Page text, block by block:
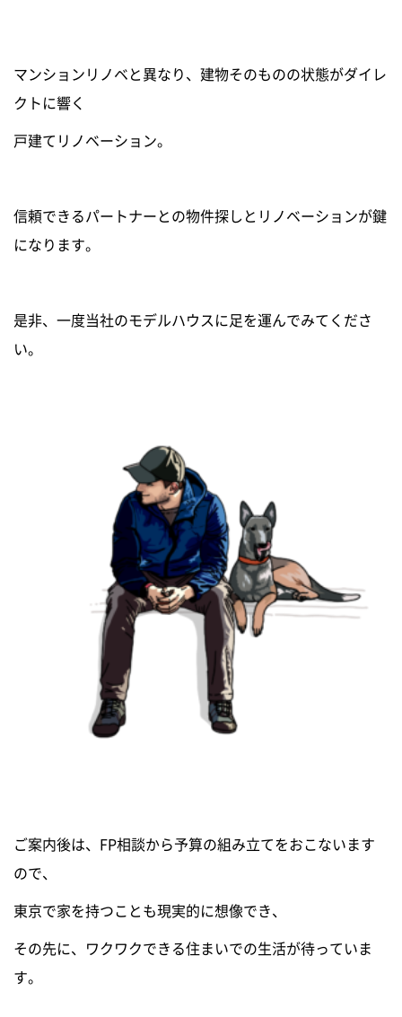
マンションリノベと異なり、建物そのものの状態がダイレ
クトに響く
戸建てリノベーション。
信頼できるパートナーとの物件探しとリノベーションが鍵
になります。
是非、一度当社のモデルハウスに足を運んでみてくださ
い。
ご案内後は、FP相談から予算の組み立てをおこないます
ので、
東京で家を持つことも現実的に想像でき、
その先に、ワクワクできる住まいでの生活が待っていま
す。